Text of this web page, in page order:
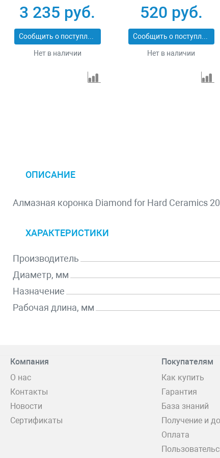
3 235 руб.
Сообщить о поступлении
Нет в наличии
520 руб.
Сообщить о поступлении
Нет в наличии
ОПИСАНИЕ
Алмазная коронка Diamond for Hard Ceramics
ХАРАКТЕРИСТИКИ
Производитель
Диаметр, мм
Назначение
Рабочая длина, мм
Компания
О нас
Контакты
Новости
Сертификаты
Покупателям
Как купить
Гарантия
База знаний
Получение и
Оплата